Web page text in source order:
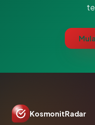
KosmonitRadar